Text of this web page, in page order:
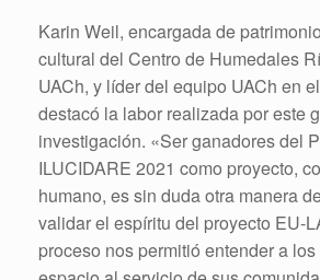
Karin Weil, encargada de
cultural del Centro de Humedales
UACh, y líder del equipo UACh en
destacó la labor realizada por este
investigación. «Ser ganadores del
ILUCIDARE 2021 como proyecto,
humano, es sin duda otra manera
validar el espíritu del proyecto EU-
proceso nos permitió entender a